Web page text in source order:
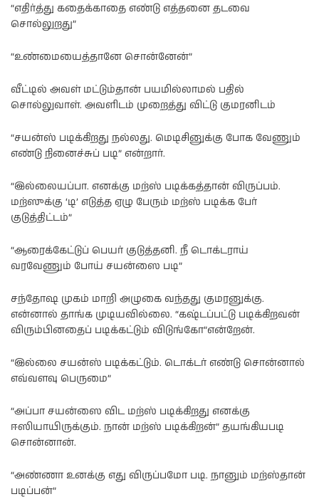
“எதிர்த்து கதைக்காதை எண்டு எத்தனை தடவை
சொல்லுறது”
“உண்மையைத்தானே சொன்னேன்”
வீட்டில் அவள் மட்டும்தான் பயமில்லாமல் பதில்
சொல்லுவாள். அவளிடம் முறைத்து விட்டு குமரனிடம்
“சயன்ஸ் படிக்கிறது நல்லது. மெடிசினுக்கு போக வேணும்
எண்டு நினைச்சுப் படி” என்றார்.
“இல்லையப்பா. எனக்கு மற்ஸ் படிக்கத்தான் விருப்பம்.
மற்ஸுக்கு ‘டி’ எடுத்த ஏழு பேரும் மற்ஸ் படிக்க பேர்
குடுத்திட்டம்”
“ஆரைக்கேட்டுப் பெயர் குடுத்தனி. நீ டொக்டராய்
வரவேணும் போய் சயன்ஸை படி”
சந்தோஷ முகம் மாறி அழுகை வந்தது குமரனுக்கு.
என்னால் தாங்க முடியவில்லை. “கஷ்டப்பட்டு படிக்கிறவன்
விரும்பினதைப் படிக்கட்டும் விடுங்கோ”என்றேன்.
“இல்லை சயன்ஸ் படிக்கட்டும். டொக்டர் எண்டு சொன்னால்
எவ்வளவு பெருமை”
“அப்பா சயன்ஸை விட மற்ஸ் படிக்கிறது எனக்கு
ஈஸியாயிருக்கும். நான் மற்ஸ் படிக்கிறன்” தயங்கியபடி
சொன்னான்.
“அண்ணா உனக்கு எது விருப்பமோ படி. நானும் மற்ஸ்தான்
படிப்பன்”